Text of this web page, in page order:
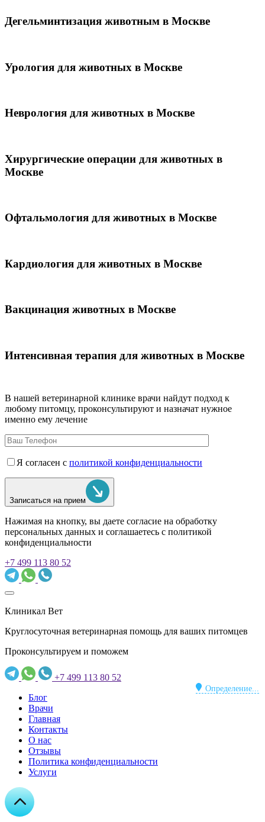
Дегельминтизация животным в Москве
Урология для животных в Москве
Неврология для животных в Москве
Хирургические операции для животных в
Москве
Офтальмология для животных в Москве
Кардиология для животных в Москве
Вакцинация животных в Москве
Интенсивная терапия для животных в Москве
В нашей ветеринарной клинике врачи найдут подход к
любому питомцу, проконсультируют и назначат нужное
именно ему лечение
Я согласен с политикой конфиденциальности
Записаться на прием
Нажимая на кнопку, вы даете согласие на обработку
персональных данных и соглашаетесь c политикой
конфиденциальности
+7 499 113 80 52
Клиникал Вет
Круглосуточная ветеринарная помощь для ваших питомцев
Проконсультируем и поможем
+7 499 113 80 52
Определение...
Блог
Врачи
Главная
Контакты
О нас
Отзывы
Политика конфиденциальности
Услуги